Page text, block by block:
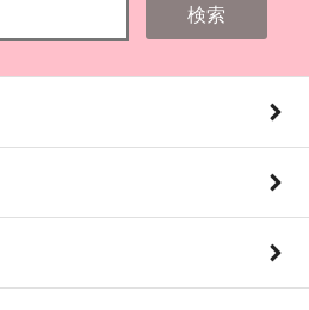
検索